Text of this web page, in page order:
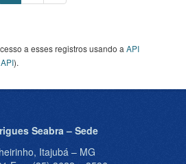
a esses registros usando a API
).
Seabra – Sede
Itajubá – MG